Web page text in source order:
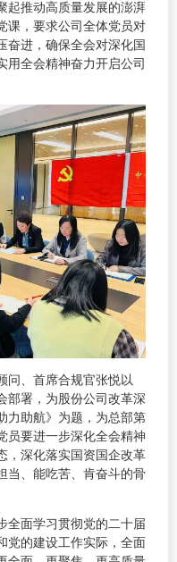
起推动高质量发展的澎湃
课，要求公司全体党员对
奋进，确保全会对深化国
用全会精神奋力开启公司
、首席合规官张悦以
部署，为股份公司改革深
力助航》为题，为总部第
员要进一步深化全会精神
，深化落实国资国企改革
当、能吃苦、肯奋斗的骨
面学习贯彻党的二十届
党的建设工作实际，全面